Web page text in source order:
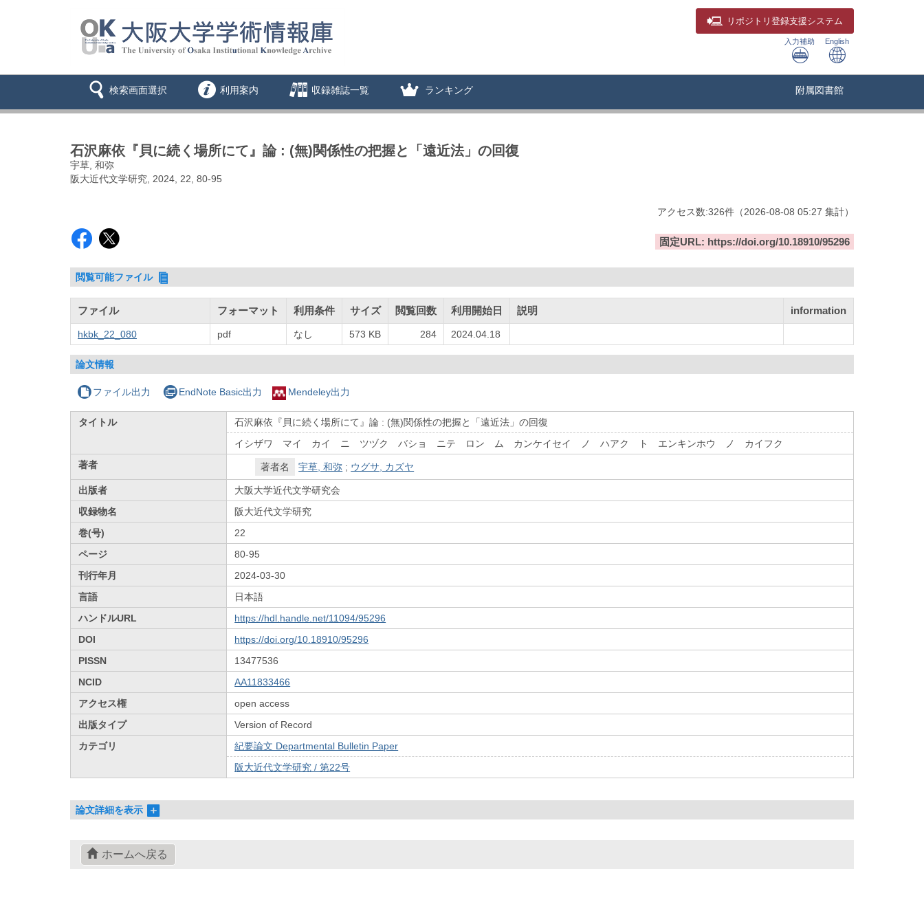
リポジトリ 登録支援システム
入力補助 English
検索画面選択 利用案内 収録雑誌一覧 ランキング 附属図書館
石沢麻依『貝に続く場所にて』論 : (無)関係性の把握と「遠近法」の回復
宇草, 和弥
阪大近代文学研究, 2024, 22, 80-95
アクセス数:326件 （2026-08-08 05:27 集計）
固定URL: https://doi.org/10.18910/95296
閲覧可能ファイル
ファイル フォーマット 利用条件 サイズ 閲覧回数 利用開始日 説明 information
hkbk_22_080 pdf なし 573 KB 284 2024.04.18
論文情報
ファイル出力 EndNote Basic出力 Mendeley出力
タイトル
石沢麻依『貝に続く場所にて』論 : (無)関係性の把握と「遠近法」の回復
イシザワ マイ カイ ニ ツヅク バショ ニテ ロン ム カンケイセイ ノ ハアク ト エンキンホウ ノ カイフク
著者
著者名 宇草, 和弥 ; ウグサ, カズヤ
出版者
大阪大学近代文学研究会
収録物名
阪大近代文学研究
巻(号)
22
ページ
80-95
刊行年月
2024-03-30
言語
日本語
ハンドルURL
https://hdl.handle.net/11094/95296
DOI
https://doi.org/10.18910/95296
PISSN
13477536
NCID
AA11833466
アクセス権
open access
出版タイプ
Version of Record
カテゴリ
紀要論文 Departmental Bulletin Paper
阪大近代文学研究 / 第22号
論文詳細を表示
ホームへ戻る